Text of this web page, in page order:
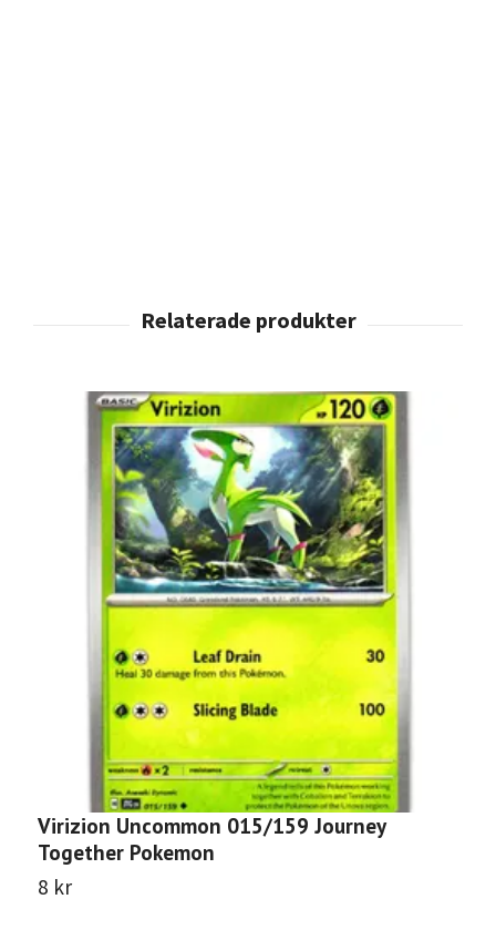
Virizion Uncommon 015/159 Journey
Together Pokemon
8 kr